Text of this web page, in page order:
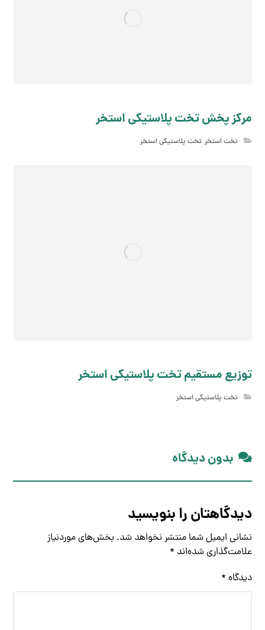
مرکز پخش تخت پلاستیکی استخر
تخت استخر, تخت پلاستیکی استخر
توزیع مستقیم تخت پلاستیکی استخر
تخت پلاستیکی استخر
بدون دیدگاه
دیدگاهتان را بنویسید
نشانی ایمیل شما منتشر نخواهد شد. بخش‌های موردنیاز
علامت‌گذاری شده‌اند *
دیدگاه *